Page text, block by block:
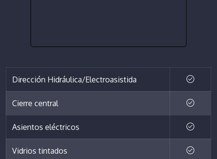
Dirección Hidráulica/Electroasistida
Cierre central
Asientos eléctricos
Vidrios tintados